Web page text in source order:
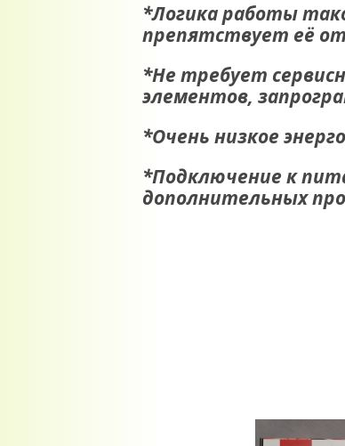
*Логика работы
препятствует её
*Не требует
элементов,
*Очень низкое
*Подключение к
дополнительных